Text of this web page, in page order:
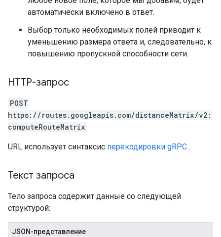
автоматически включено в ответ.
Выбор только необходимых полей приводит к
уменьшению размера ответа и, следовательно, к
повышению пропускной способности сети.
HTTP-запрос
POST
https://routes.googleapis.com/distanceMatrix/v2:
computeRouteMatrix
URL использует синтаксис перекодировки gRPC .
Текст запроса
Тело запроса содержит данные со следующей
структурой:
JSON-представление